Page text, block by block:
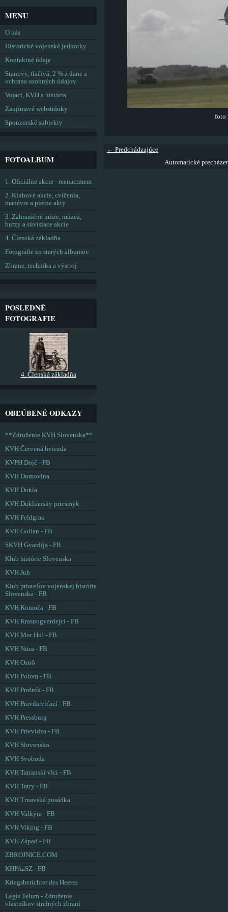
foto
← Predchádzajúce
Automatické
MENU
O nás
Historické vojenské jednotky
Kontaktné údaje
Stanovy, tlačivá, 2 % z dane a
ochrana osobných údajov
Vojaci, KVH a história
Zaujímavé webstránky
Sponzorské subjekty
FOTOALBUM
1. Oficiálne akcie - reenactment
2. Klubové akcie, cvičenia,
manévre a pietne akty
3. Zahraničné misie, múzeá,
burzy a súvisiace akcie
4. Členská základňa
Fotografie zo starých albumov
Zbrane, technika a výstroj
POSLEDNÉ
FOTOGRAFIE
4. Členská základňa
OBĽÚBENÉ ODKAZY
**Združenie KVH Slovenska**
KVH Červená hviezda
KVPH Dojč - FB
KVH Domovina
KVH Dukla
KVH Dukliansky priesmyk
KVH Feldgrau
KVH Golian - FB
SKVH Gvardija - FB
Klub histórie Slovenska
KVH Juh
Klub priateľov vojenskej histórie
Slovenska - FB
KVH Komoča - FB
KVH Krasnogvardejci - FB
KVH Mor Ho! - FB
KVH Nitra - FB
KVH Ostrô
KVH Polom - FB
KVH Prašník - FB
KVH Pravda víťazí - FB
KVH Pressburg
KVH Prievidza - FB
KVH Slovensko
KVH Svoboda
KVH Tatranskí vlci - FB
KVH Tatry - FB
KVH Trnavská posádka
KVH Valkýra - FB
KVH Viking - FB
KVH Západ - FB
ZBROJNICE.COM
KHPAaSZ - FB
Kriegsberichter des Heeres
Legis Telum - Združenie
vlastníkov strelných zbraní